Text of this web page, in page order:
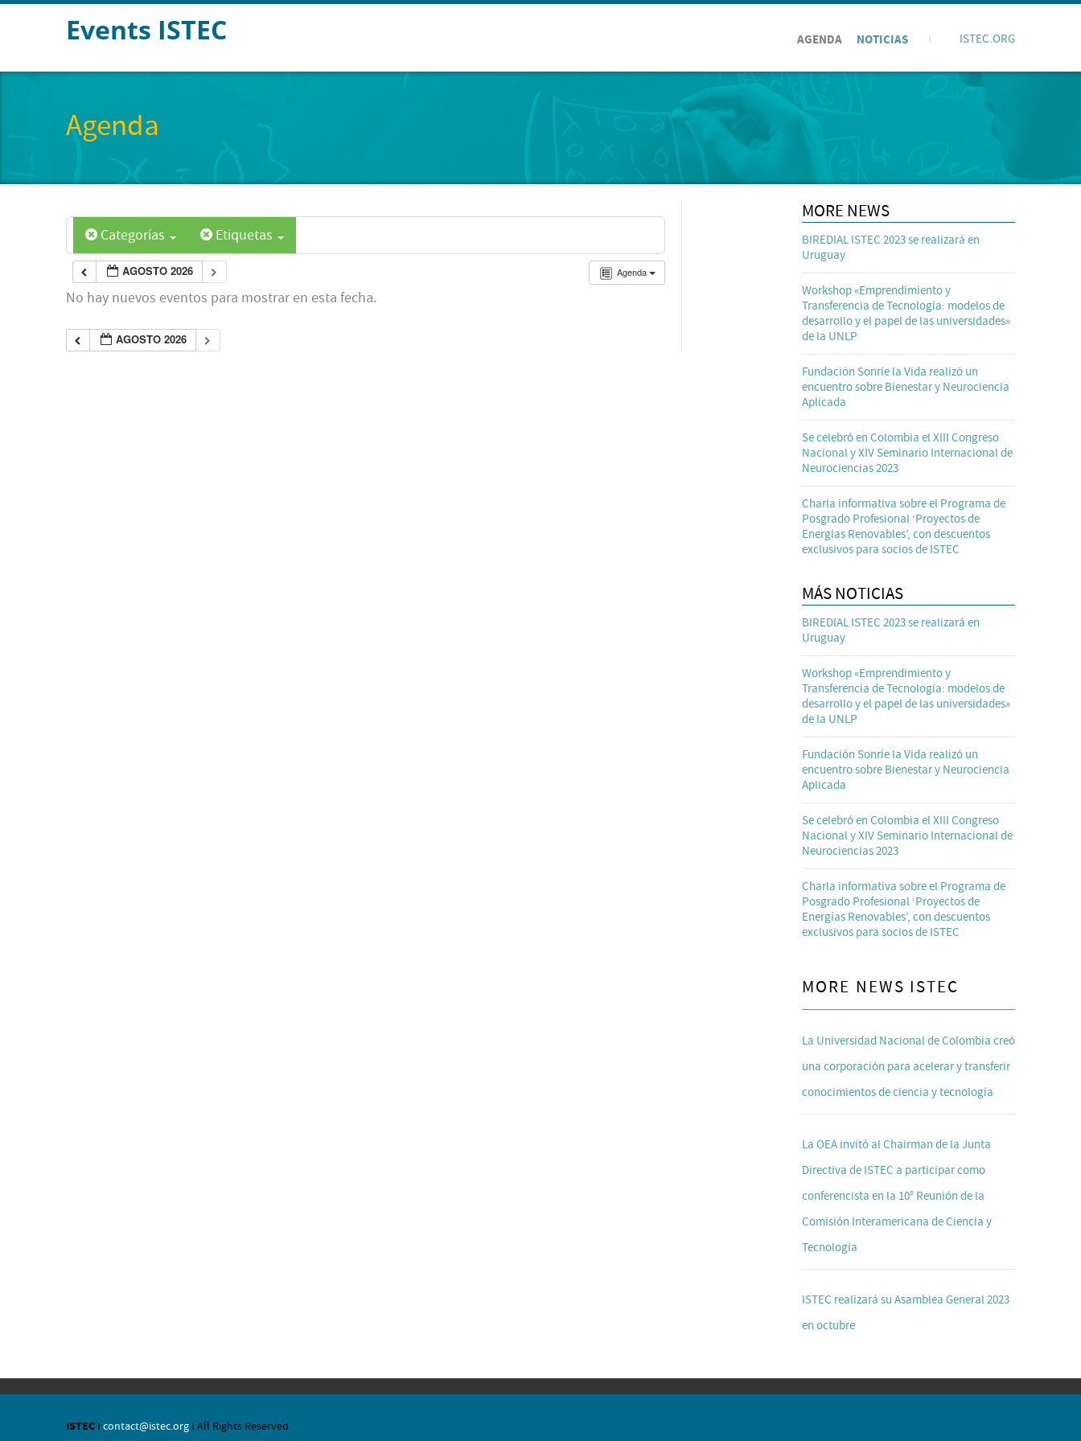
Events ISTEC AGENDA NOTICIAS ISTEC.ORG
Agenda
Categorías Etiquetas
Agenda
AGOSTO 2026
No hay nuevos eventos para mostrar en esta fecha.
AGOSTO 2026
MORE NEWS
BIREDIAL ISTEC 2023 se realizará en
Uruguay
Workshop «Emprendimiento y
Transferencia de Tecnología: modelos de
desarrollo y el papel de las universidades»
de la UNLP
Fundación Sonríe la Vida realizó un
encuentro sobre Bienestar y Neurociencia
Aplicada
Se celebró en Colombia el XIII Congreso
Nacional y XIV Seminario Internacional de
Neurociencias 2023
Charla informativa sobre el Programa de
Posgrado Profesional ‘Proyectos de
Energías Renovables’, con descuentos
exclusivos para socios de ISTEC
MÁS NOTICIAS
BIREDIAL ISTEC 2023 se realizará en
Uruguay
Workshop «Emprendimiento y
Transferencia de Tecnología: modelos de
desarrollo y el papel de las universidades»
de la UNLP
Fundación Sonríe la Vida realizó un
encuentro sobre Bienestar y Neurociencia
Aplicada
Se celebró en Colombia el XIII Congreso
Nacional y XIV Seminario Internacional de
Neurociencias 2023
Charla informativa sobre el Programa de
Posgrado Profesional ‘Proyectos de
Energías Renovables’, con descuentos
exclusivos para socios de ISTEC
MORE NEWS ISTEC
La Universidad Nacional de Colombia creó
una corporación para acelerar y transferir
conocimientos de ciencia y tecnología
La OEA invitó al Chairman de la Junta
Directiva de ISTEC a participar como
conferencista en la 10° Reunión de la
Comisión Interamericana de Ciencia y
Tecnología
ISTEC realizará su Asamblea General 2023
en octubre
ISTEC I contact@istec.org I All Rights Reserved